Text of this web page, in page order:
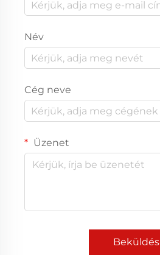
Név
Cég neve
Üzenet
Beküldés